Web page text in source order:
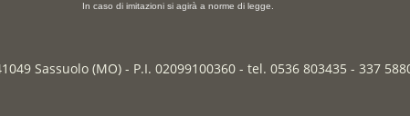
In caso di imitazioni si agirà a norme di legge.
Sassuolo (MO) - P.I. 02099100360 - tel. 0536 803435 - 337